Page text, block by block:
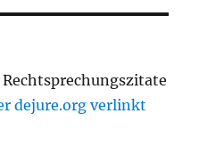
dejure.org verlinkt